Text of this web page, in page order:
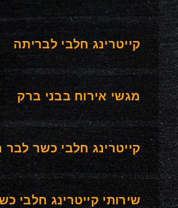
קייטרינג חלבי לבריתה
מגשי אירוח בבני ברק
קייטרינג חלבי כשר לבר
שירותי קייטרינג חלבי